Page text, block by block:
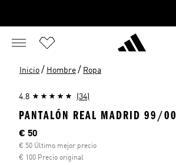
Inicio / Hombre / Ropa
4.8 (34)
PANTALÓN REAL MADRID 99/00
Precio actual
€ 50
€ 50 Último mejor precio
€ 100 Precio original